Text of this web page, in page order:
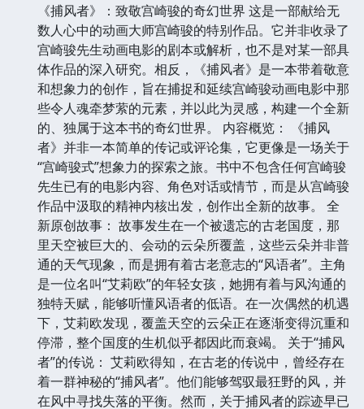
《捕风者》：致敬宫崎骏的奇幻世界 这是一部献给无
数人心中的动画大师宫崎骏的特别作品。它并非收录了
宫崎骏先生动画电影的剧本或解析，也不是对某一部具
体作品的深入研究。相反，《捕风者》是一本带着敬意
和想象力的创作，旨在捕捉和延续宫崎骏动画电影中那
些令人魂牵梦萦的元素，并以此为灵感，构建一个全新
的、独属于这本书的奇幻世界。 内容概览： 《捕风
者》并非一本简单的传记或评论集，它更像是一场关于
“宫崎骏式”想象力的探索之旅。书中不包含任何宫崎骏
先生已有的电影内容、角色对话或情节，而是从宫崎骏
作品中汲取的精神内核出发，创作出全新的故事。 全
新原创故事： 故事发生在一个被遗忘的古老国度，那
里天空被巨大的、会动的云朵所覆盖，这些云朵并非普
通的天气现象，而是拥有着古老意志的“风语者”。主角
是一位名叫“艾莉欧”的年轻女孩，她拥有着与风沟通的
独特天赋，能够听懂风语者的低语。在一次偶然的机遇
下，艾莉欧发现，覆盖天空的云朵正在逐渐变得沉重和
停滞，整个国度的生机似乎都因此而衰竭。 关于“捕风
者”的传说： 艾莉欧得知，在古老的传说中，曾经存在
着一群神秘的“捕风者”。他们能够驾驭最狂野的风，并
在风中寻找失落的平衡。然而，关于捕风者的踪迹早已